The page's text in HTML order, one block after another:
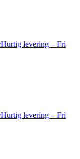
Hurtig levering – Fri
Hurtig levering – Fri